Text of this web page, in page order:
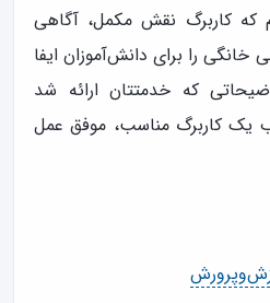
که کاربرگ نقش مکمل، آگاهی
خانگی را برای دانش‌آموزان ایفا
که خدمتتان ارائه شد
یک کاربرگ مناسب، موفق عمل